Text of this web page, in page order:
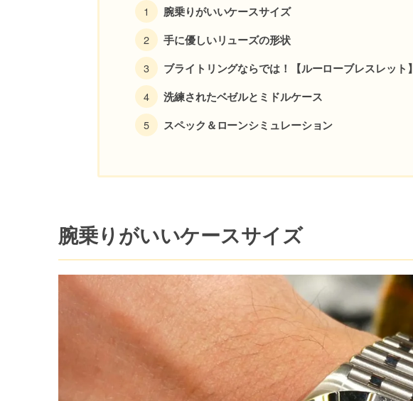
腕乗りがいいケースサイズ
手に優しいリューズの形状
ブライトリングならでは！【ルーローブレスレット】
洗練されたベゼルとミドルケース
スペック＆ローンシミュレーション
腕乗りがいいケースサイズ